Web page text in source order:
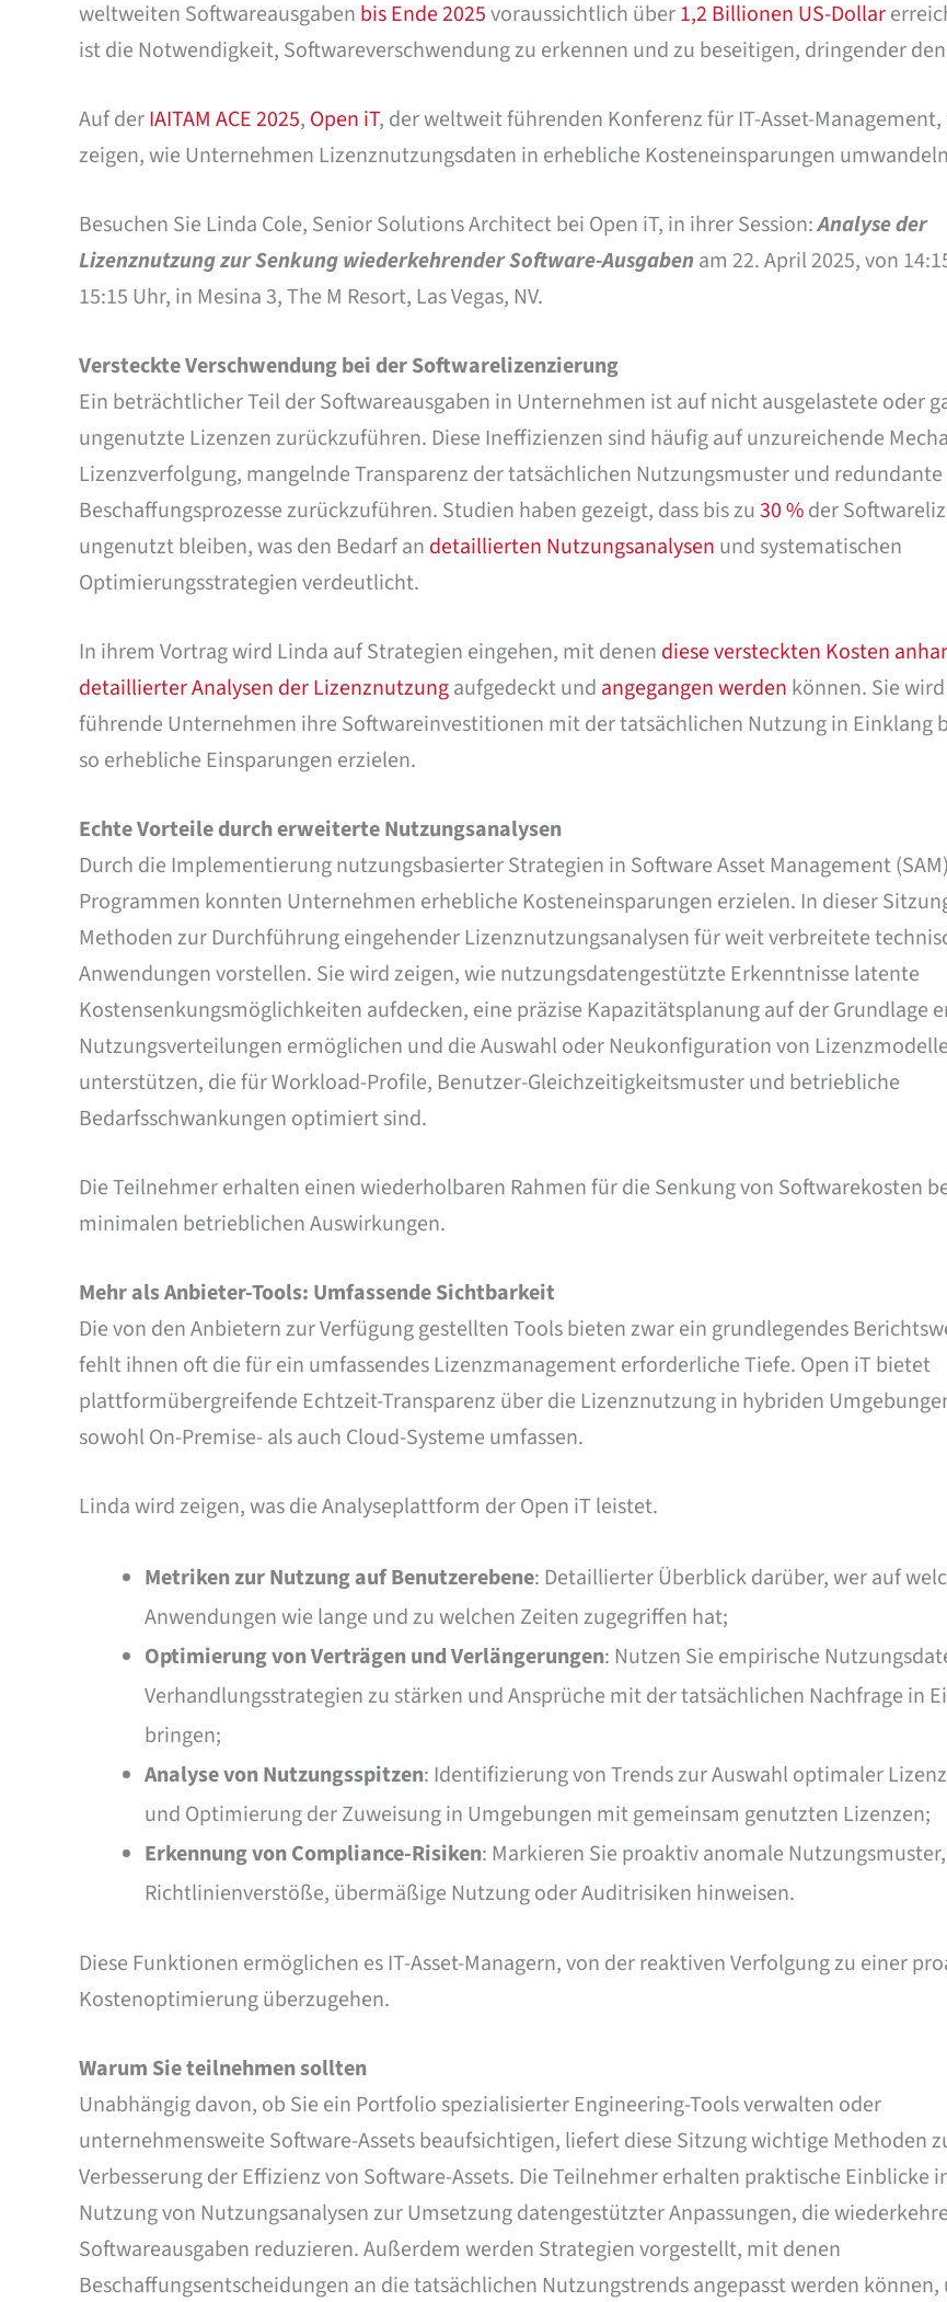
weltweiten Softwareausgaben bis Ende 2025voraussichtlich über1,2 Billionen US-Dollar
ist die Notwendigkeit, Softwareverschwendung zu erkennen und zu beseitigen, dringender
Auf derIAITAM ACE 2025, Open iT, der weltweit führenden Konferenz für IT-Asset-
zeigen, wie Unternehmen Lizenznutzungsdaten in erhebliche Kosteneinsparungen
Besuchen Sie Linda Cole, Senior Solutions Architect bei Open iT, in ihrer Session:Analyse der
Lizenznutzung zur Senkung wiederkehrender Software-Ausgaben am 22. April 2025, von
15:15 Uhr, in Mesina 3, The M Resort, Las Vegas, NV.
Versteckte Verschwendung bei der Softwarelizenzierung
Ein beträchtlicher Teil der Softwareausgaben in Unternehmen ist auf nicht ausgelastete oder
ungenutzte Lizenzen zurückzuführen. Diese Ineffizienzen sind häufig auf unzureichende
Lizenzverfolgung, mangelnde Transparenz der tatsächlichen Nutzungsmuster und redundante
Beschaffungsprozesse zurückzuführen. Studien haben gezeigt, dass bis zu30 %der
ungenutzt bleiben, was den Bedarf an detaillierten Nutzungsanalysen und systematischen
Optimierungsstrategien verdeutlicht.
In ihrem Vortrag wird Linda auf Strategien eingehen, mit denen diese versteckten Kosten
detaillierter Analysen der Lizenznutzungaufgedeckt und angegangen werden können. Sie
führende Unternehmen ihre Softwareinvestitionen mit der tatsächlichen Nutzung in Einklang
so erhebliche Einsparungen erzielen.
Echte Vorteile durch erweiterte Nutzungsanalysen
Durch die Implementierung nutzungsbasierter Strategien in Software Asset Management
Programmen konnten Unternehmen erhebliche Kosteneinsparungen erzielen. In dieser
Methoden zur Durchführung eingehender Lizenznutzungsanalysen für weit verbreitete
Anwendungen vorstellen. Sie wird zeigen, wie nutzungsdatengestützte Erkenntnisse latente
Kostensenkungsmöglichkeiten aufdecken, eine präzise Kapazitätsplanung auf der Grundlage
Nutzungsverteilungen ermöglichen und die Auswahl oder Neukonfiguration von
unterstützen, die für Workload-Profile, Benutzer-Gleichzeitigkeitsmuster und betriebliche
Bedarfsschwankungen optimiert sind.
Die Teilnehmer erhalten einen wiederholbaren Rahmen für die Senkung von Softwarekosten
minimalen betrieblichen Auswirkungen.
Mehr als Anbieter-Tools: Umfassende Sichtbarkeit
Die von den Anbietern zur Verfügung gestellten Tools bieten zwar ein grundlegendes
fehlt ihnen oft die für ein umfassendes Lizenzmanagement erforderliche Tiefe. Open iT bietet
plattformübergreifende Echtzeit-Transparenz über die Lizenznutzung in hybriden
sowohl On-Premise- als auch Cloud-Systeme umfassen.
Linda wird zeigen, was die Analyseplattform der Open iT leistet.
Metriken zur Nutzung auf Benutzerebene: Detaillierter Überblick darüber, wer auf
Anwendungen wie lange und zu welchen Zeiten zugegriffen hat;
Optimierung von Verträgen und Verlängerungen: Nutzen Sie empirische
Verhandlungsstrategien zu stärken und Ansprüche mit der tatsächlichen Nachfrage in
bringen;
Analyse von Nutzungsspitzen: Identifizierung von Trends zur Auswahl optimaler
und Optimierung der Zuweisung in Umgebungen mit gemeinsam genutzten Lizenzen;
Erkennung von Compliance-Risiken: Markieren Sie proaktiv anomale
Richtlinienverstöße, übermäßige Nutzung oder Auditrisiken hinweisen.
Diese Funktionen ermöglichen es IT-Asset-Managern, von der reaktiven Verfolgung zu einer
Kostenoptimierung überzugehen.
Warum Sie teilnehmen sollten
Unabhängig davon, ob Sie ein Portfolio spezialisierter Engineering-Tools verwalten oder
unternehmensweite Software-Assets beaufsichtigen, liefert diese Sitzung wichtige Methoden
Verbesserung der Effizienz von Software-Assets. Die Teilnehmer erhalten praktische Einblicke
Nutzung von Nutzungsanalysen zur Umsetzung datengestützter Anpassungen, die
Softwareausgaben reduzieren. Außerdem werden Strategien vorgestellt, mit denen
Beschaffungsentscheidungen an die tatsächlichen Nutzungstrends angepasst werden können,